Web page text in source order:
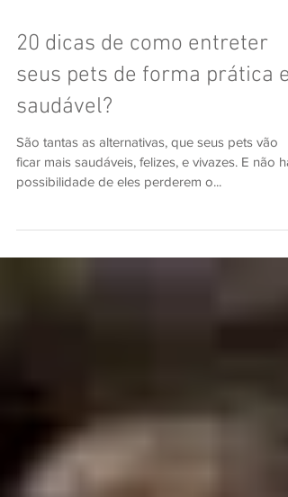
20 dicas de como entreter
seus pets de forma prática e
saudável?
São tantas as alternativas, que seus pets vão
ficar mais saudáveis, felizes, e vivazes. E não